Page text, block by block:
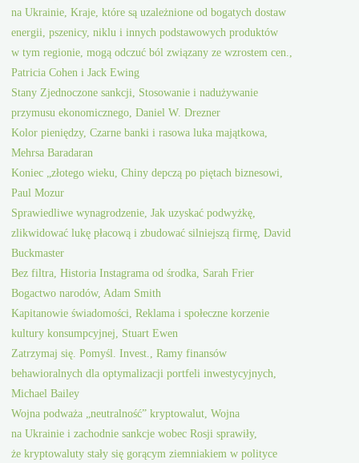
na Ukrainie, Kraje, które są uzależnione od bogatych dostaw
energii, pszenicy, niklu i innych podstawowych produktów
w tym regionie, mogą odczuć ból związany ze wzrostem cen.,
Patricia Cohen i Jack Ewing
Stany Zjednoczone sankcji, Stosowanie i nadużywanie
przymusu ekonomicznego, Daniel W. Drezner
Kolor pieniędzy, Czarne banki i rasowa luka majątkowa,
Mehrsa Baradaran
Koniec „złotego wieku, Chiny depczą po piętach biznesowi,
Paul Mozur
Sprawiedliwe wynagrodzenie, Jak uzyskać podwyżkę,
zlikwidować lukę płacową i zbudować silniejszą firmę, David
Buckmaster
Bez filtra, Historia Instagrama od środka, Sarah Frier
Bogactwo narodów, Adam Smith
Kapitanowie świadomości, Reklama i społeczne korzenie
kultury konsumpcyjnej, Stuart Ewen
Zatrzymaj się. Pomyśl. Invest., Ramy finansów
behawioralnych dla optymalizacji portfeli inwestycyjnych,
Michael Bailey
Wojna podważa „neutralność” kryptowalut, Wojna
na Ukrainie i zachodnie sankcje wobec Rosji sprawiły,
że kryptowaluty stały się gorącym ziemniakiem w polityce